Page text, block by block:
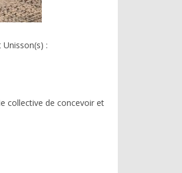
:
collective de concevoir et